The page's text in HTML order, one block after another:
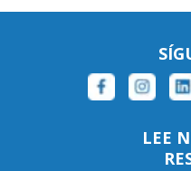
LEE